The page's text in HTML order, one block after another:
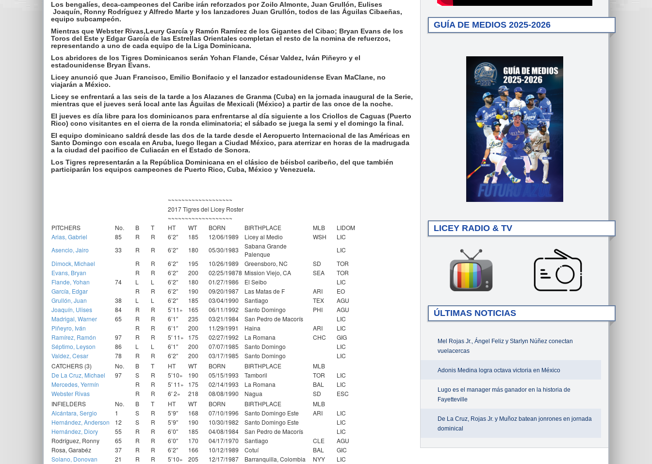
Los bengalíes, deca-campeones del Caribe irán reforzados por Zoilo Almonte, Juan Grullón, Eulises
Joaquín, Ronny Rodríguez y Alfredo Marte y los lanzadores Juan Grullón, todos de las Águilas Cibaeñas,
equipo subcampeón.
Mientras que Webster Rivas,Leury García y Ramón Ramírez de los Gigantes del Cibao; Bryan Evans de los
Toros del Este y Edgar García de las Estrellas Orientales completan el resto de la nomina de refuerzos,
representando a uno de cada equipo de la Liga Dominicana.
Los abridores de los Tigres Dominicanos serán Yohan Flande, César Valdez, Iván Piñeyro y el
estadounidense Bryan Evans.
Licey anunció que Juan Francisco, Emilio Bonifacio y el lanzador estadounidense Evan MaClane, no
viajarán a México.
Licey se enfrentará a las seis de la tarde a los Alazanes de Granma (Cuba) en la jornada inaugural de la Serie,
mientras que el jueves será local ante las Águilas de Mexicali (México) a partir de las once de la noche.
El jueves es día libre para los dominicanos para enfrentarse al día siguiente a los Criollos de Caguas (Puerto
Rico) cono visitantes en el cierra de la ronda eliminatoria; el sábado se juega la semi y el domingo la final.
El equipo dominicano saldrá desde las dos de la tarde desde el Aeropuerto Internacional de las Américas en
Santo Domingo con escala en Aruba, luego llegan a Ciudad México, para aterrizar en horas de la madrugada
a la ciudad del pacifico de Culiacán en el Estado de Sonora.
Los Tigres representarán a la República Dominicana en el clásico de béisbol caribeño, del que también
participarán los equipos campeones de Puerto Rico, Cuba, México y Venezuela.
~~~~~~~~~~~~~~~~~~~
2017 Tigres del Licey Roster
~~~~~~~~~~~~~~~~~~~
PITCHERS
No. B T HT WT BORN BIRTHPLACE MLB
LIDOM
Arias, Gabriel
85 R R 6’2″ 185 12/06/1989 Licey al Medio WSH
LIC
Asencio, Jairo
33 R R 6’2″ 180 05/30/1983
Sabana Grande
Palenque
LIC
Dimock, Michael
R R 6’2″ 195 10/26/1989 Greensboro, NC SD
TOR
Evans, Bryan
R R 6’2″ 200 02/25/19878 Mission Viejo, CA SEA
TOR
Flande, Yohan
74 L L 6’2″ 180 01/27/1986 El Seibo
LIC
García, Edgar
R R 6’2″ 190 09/20/1987 Las Matas de F ARI
EO
Grullón, Juan
38 L L 6’2″ 185 03/04/1990 Santiago TEX
AGU
Joaquín, Ulises
84 R R 5’11» 165 06/11/1992 Santo Domingo PHI
AGU
Madrigal, Warner
65 R R 6’1″ 235 03/21/1984 San Pedro de Macorís
LIC
Piñeyro, Iván
R R 6’1″ 200 11/29/1991 Haina ARI
LIC
Ramírez, Ramón
97 R R 5′ 11» 175 02/27/1992 La Romana CHC
GIG
Séptimo, Leyson
86 L L 6’1″ 200 07/07/1985 Santo Domingo
LIC
Valdez, Cesar
78 R R 6’2″ 200 03/17/1985 Santo Domingo
LIC
CATCHERS (3)
No. B T HT WT BORN BIRTHPLACE
MLB
De La Cruz, Michael
97 S R 5’10» 190 05/15/1993 Tamboril TOR
LIC
Mercedes, Yermín
R R 5′ 11» 175 02/14/1993 La Romana BAL
LIC
Webster Rivas
R R 6′ 2» 218 08/08/1990 Nagua SD
ESC
INFIELDERS
No. B T HT WT BORN BIRTHPLACE
MLB
Alcántara, Sergio
1 S R 5’9″ 168 07/10/1996 Santo Domingo Este ARI
LIC
Hernández, Anderson
12 S R 5’9″ 190 10/30/1982 Santo Domingo Este
LIC
Hernández, Diory
55 R R 6’0″ 185 04/08/1984 San Pedro de Macorís
LIC
Rodríguez, Ronny
65 R R 6’0″ 170 04/17/1970 Santiago CLE
AGU
Rosa, Garabéz
37 R R 6’2″ 166 10/12/1989 Cotuí BAL
GIC
Solano, Donovan
21 R R 5’10» 205 12/17/1987 Barranquilla, Colombia NYY
LIC
GUÍA DE MEDIOS 2025-2026
LICEY RADIO & TV
ÚLTIMAS NOTICIAS
Mel Rojas Jr., Ángel Feliz y Starlyn Núñez conectan
vuelacercas
Adonis Medina logra octava victoria en México
Lugo es el manager más ganador en la historia de
Fayetteville
De La Cruz, Rojas Jr. y Muñoz batean jonrones en jornada
dominical